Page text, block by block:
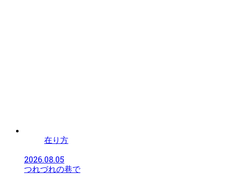
在り方
2026.08.05
つれづれの巷で